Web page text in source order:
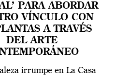
PARA ABORDAR
VÍNCULO CON
A TRAVÉS
DEL ARTE
irrumpe en La Casa